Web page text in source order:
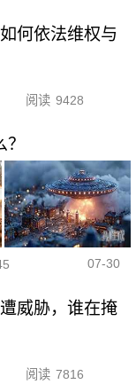
何依法维权与
阅读 9428
07-30
威胁，谁在掩
阅读 7816